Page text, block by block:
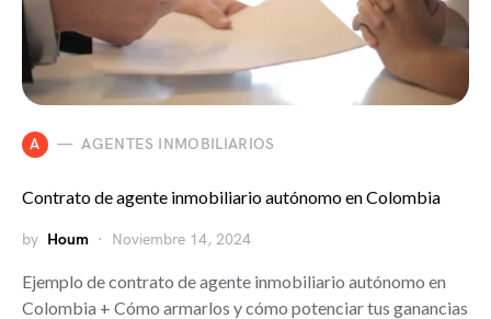
A AGENTES INMOBILIARIOS
Contrato de agente inmobiliario autónomo en Colombia
by Houm Noviembre 14, 2024
Ejemplo de contrato de agente inmobiliario autónomo en
Colombia + Cómo armarlos y cómo potenciar tus ganancias